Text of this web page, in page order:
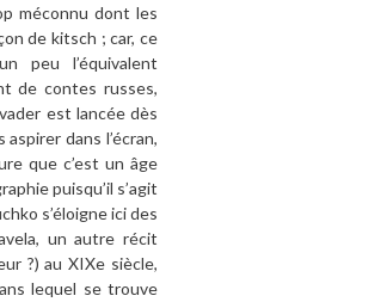
méconnu dont les
de kitsch ; car, ce
peu l’équivalent
de contes russes,
est lancée dès
dans l’écran,
que c’est un âge
puisqu’il s’agit
s’éloigne ici des
un autre récit
?) au XIXe siècle,
lequel se trouve